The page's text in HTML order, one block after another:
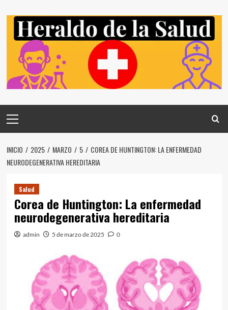
contenido
principal
INICIO 2025 MARZO 5
COREA DE HUNTINGTON: LA ENFERMEDAD
NEURODEGENERATIVA HEREDITARIA
Salud
Corea de Huntington: La enfermedad
neurodegenerativa hereditaria
admin 5 de marzo de 2025 0